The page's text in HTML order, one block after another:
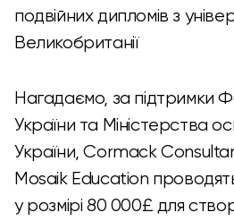
подвійних дипломів з
Великобританії
Нагадаємо, за підтримки
України та Міністерства
України, Cormack
Mosaik Education
у розмірі 80 000£ для